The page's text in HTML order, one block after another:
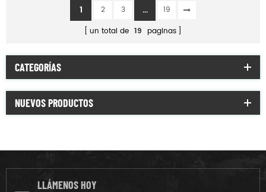
1 2 3 ...
19
un total de 19 paginas
CATEGORÍAS
NUEVOS PRODUCTOS
LLÁMENOS HOY